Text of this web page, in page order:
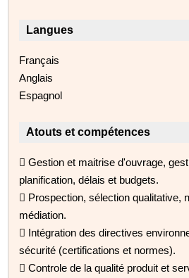
Langues
Français
Anglais
Espagnol
Atouts et compétences
 Gestion et maitrise d'ouvrage,
planification, délais et budgets.
 Prospection, sélection qualitative,
médiation.
 Intégration des directives
sécurité (certifications et normes).
 Controle de la qualité produit et